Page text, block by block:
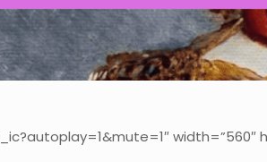
width=”560″